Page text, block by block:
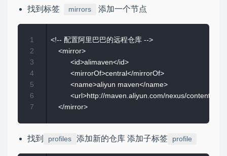
找到标签 mirrors 添加一个节点
<!-- 配置阿里巴巴的远程仓库 -->
<mirror>
<id>alimaven</id>
<mirrorOf>central</mirrorOf>
<name>aliyun maven</name>
<url>http://maven.aliyun.com/nexus/content/
1
2
3
4
5
6
7
找到 profiles 添加新的仓库 添加子标签 profile